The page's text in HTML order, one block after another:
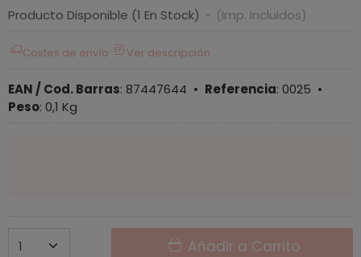
Producto Disponible (1 En Stock) - (Imp. Incluidos)
Costes de envío Ver descripción
EAN / Cod. Barras: 87447644 • Referencia: 0025 •
Peso: 0,1 Kg
Añadir a Carrito